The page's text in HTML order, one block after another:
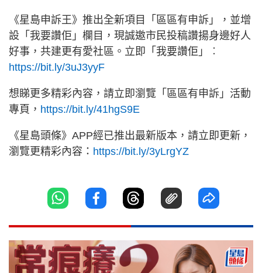
《星島申訴王》推出全新項目「區區有申訴」，並增
設「我要讚佢」欄目，現誠邀市民投稿讚揚身邊好人
好事，共建更有愛社區。立即「我要讚佢」︰
https://bit.ly/3uJ3yyF
想睇更多精彩內容，請立即瀏覽「區區有申訴」活動
專頁， https://bit.ly/41hgS9E
《星島頭條》APP經已推出最新版本，請立即更新，
瀏覽更精彩內容： https://bit.ly/3yLrgYZ